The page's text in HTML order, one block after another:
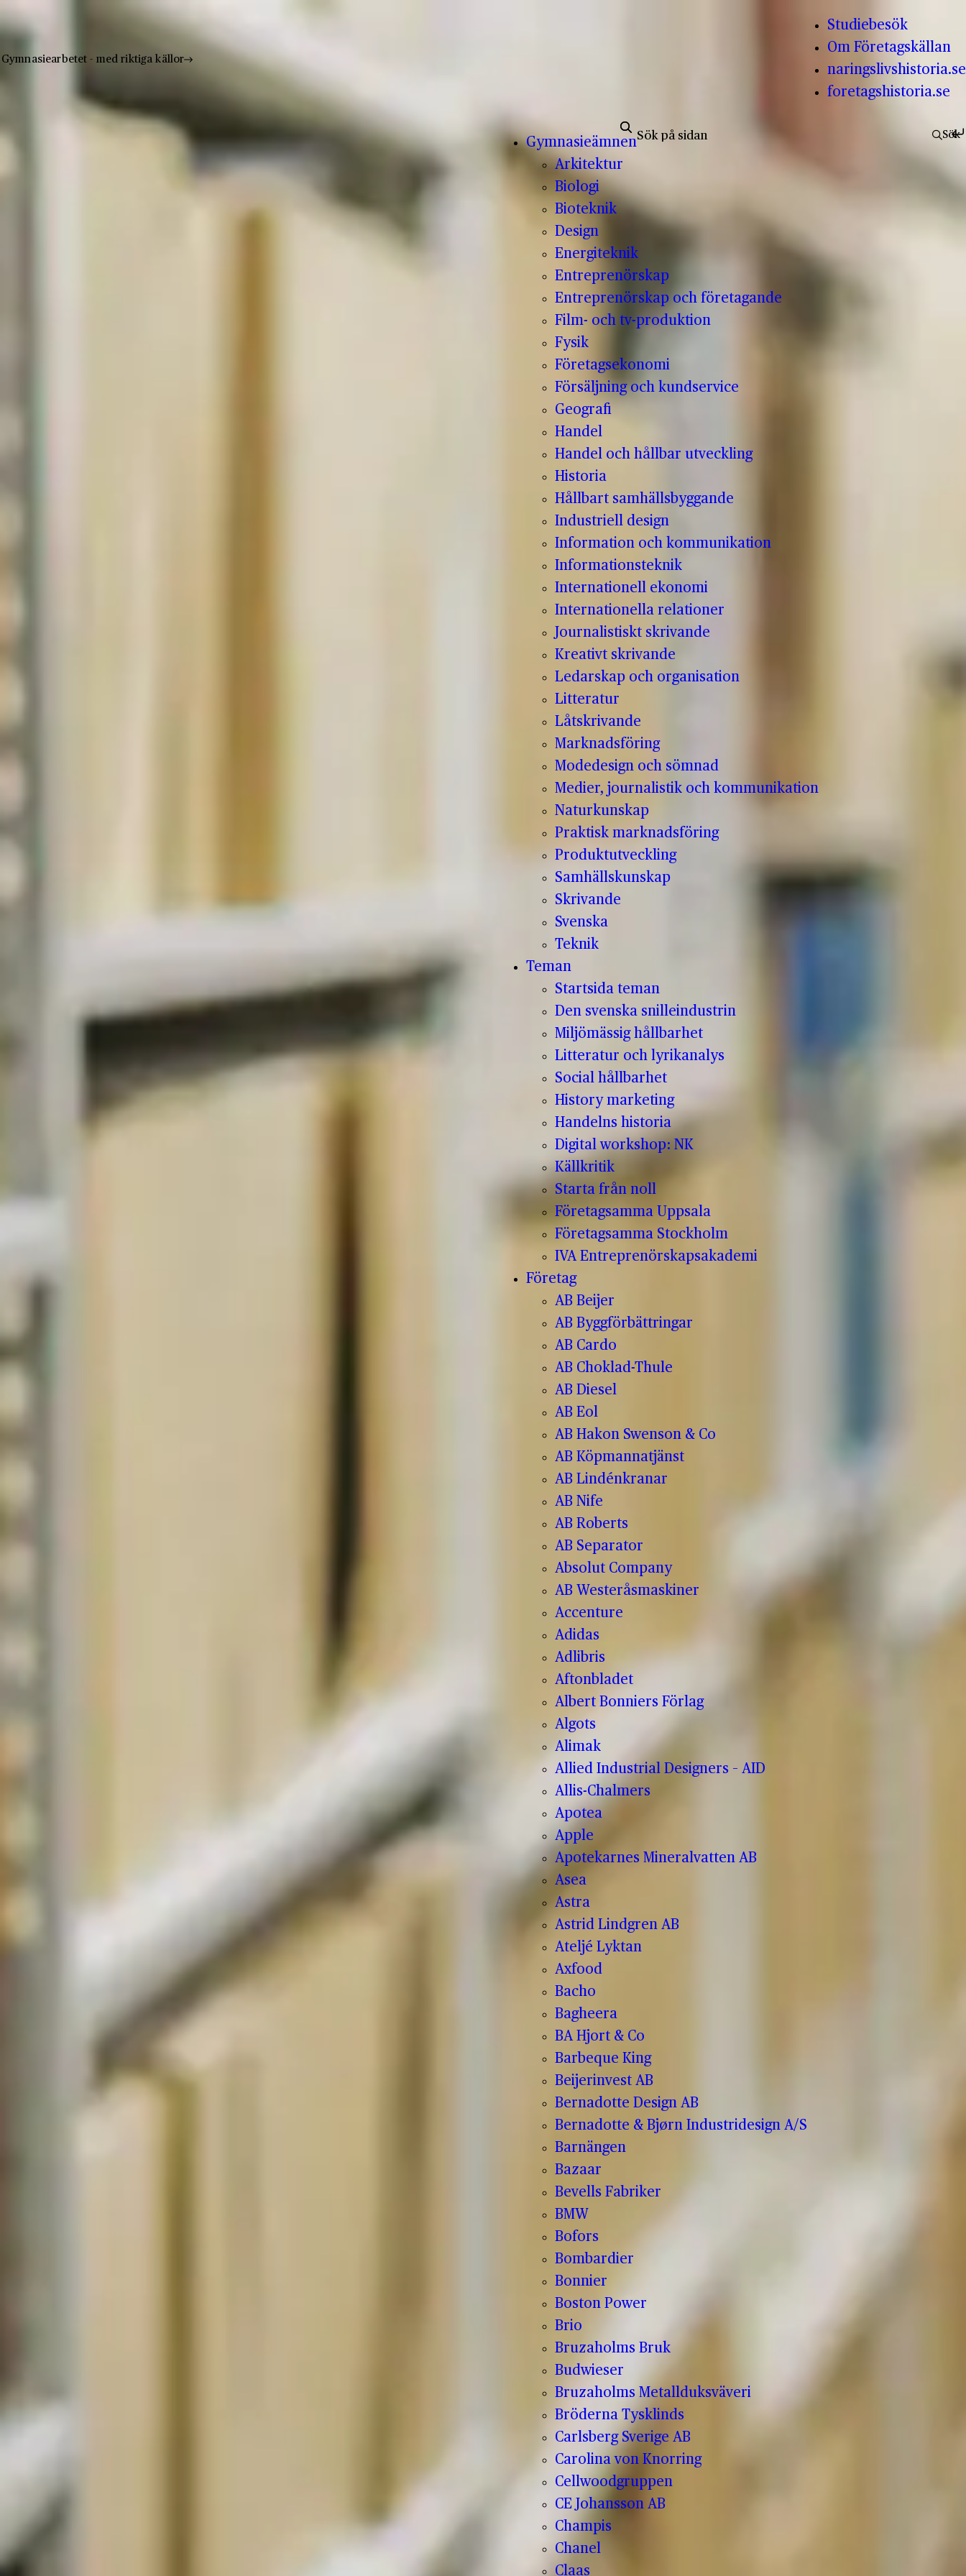
Gymnasiearbetet - med riktiga källor
Studiebesök
Om Företagskällan
naringslivshistoria.se
foretagshistoria.se
Gymnasieämnen
Arkitektur
Biologi
Bioteknik
Design
Energiteknik
Entreprenörskap
Entreprenörskap och företagande
Film- och tv-produktion
Fysik
Företagsekonomi
Försäljning och kundservice
Geografi
Handel
Handel och hållbar utveckling
Historia
Hållbart samhällsbyggande
Industriell design
Information och kommunikation
Informationsteknik
Internationell ekonomi
Internationella relationer
Journalistiskt skrivande
Kreativt skrivande
Ledarskap och organisation
Litteratur
Låtskrivande
Marknadsföring
Modedesign och sömnad
Medier, journalistik och kommunikation
Naturkunskap
Praktisk marknadsföring
Produktutveckling
Samhällskunskap
Skrivande
Svenska
Teknik
Teman
Startsida teman
Den svenska snilleindustrin
Miljömässig hållbarhet
Litteratur och lyrikanalys
Social hållbarhet
History marketing
Handelns historia
Digital workshop: NK
Källkritik
Starta från noll
Företagsamma Uppsala
Företagsamma Stockholm
IVA Entreprenörskapsakademi
Företag
AB Beijer
AB Byggförbättringar
AB Cardo
AB Choklad-Thule
AB Diesel
AB Eol
AB Hakon Swenson & Co
AB Köpmannatjänst
AB Lindénkranar
AB Nife
AB Roberts
AB Separator
Absolut Company
AB Westeråsmaskiner
Accenture
Adidas
Adlibris
Aftonbladet
Albert Bonniers Förlag
Algots
Alimak
Allied Industrial Designers – AID
Allis-Chalmers
Apotea
Apple
Apotekarnes Mineralvatten AB
Asea
Astra
Astrid Lindgren AB
Ateljé Lyktan
Axfood
Bacho
Bagheera
BA Hjort & Co
Barbeque King
Beijerinvest AB
Bernadotte Design AB
Bernadotte & Bjørn Industridesign A/S
Barnängen
Bazaar
Bevells Fabriker
BMW
Bofors
Bombardier
Bonnier
Boston Power
Brio
Bruzaholms Bruk
Budwieser
Bruzaholms Metallduksväveri
Bröderna Tysklinds
Carlsberg Sverige AB
Carolina von Knorring
Cellwoodgruppen
CE Johansson AB
Champis
Chanel
Claas
Sök efter: Sök